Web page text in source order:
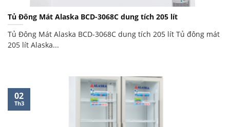
Tủ Đông Mát Alaska BCD-3068C dung tích 205 lít
Tủ Đông Mát Alaska BCD-3068C dung tích 205 lít Tủ đông mát
205 lít Alaska...
02
Th3